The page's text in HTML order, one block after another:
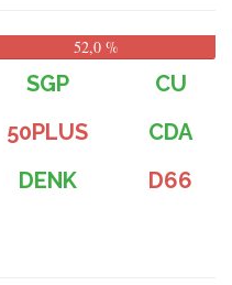
52,0 %
SGP
CU
50PLUS
CDA
DENK
D66